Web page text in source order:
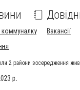
коммуналку Вакансії
2 райони зосередження
р.